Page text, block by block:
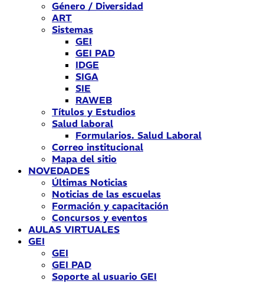
Género / Diversidad
ART
Sistemas
GEI
GEI PAD
IDGE
SIGA
SIE
RAWEB
Títulos y Estudios
Salud laboral
Formularios. Salud Laboral
Correo institucional
Mapa del sitio
NOVEDADES
Últimas Noticias
Noticias de las escuelas
Formación y capacitación
Concursos y eventos
AULAS VIRTUALES
GEI
GEI
GEI PAD
Soporte al usuario GEI